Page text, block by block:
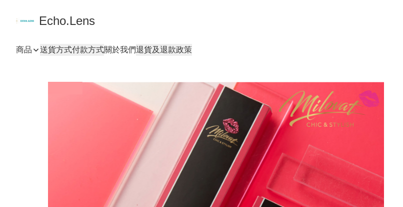
Echo.Lens
商品 送貨方式付款方式關於我們退貨及退款政策